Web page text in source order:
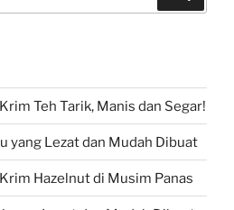
Teh Tarik, Manis dan Segar!
yang Lezat dan Mudah Dibuat
Hazelnut di Musim Panas